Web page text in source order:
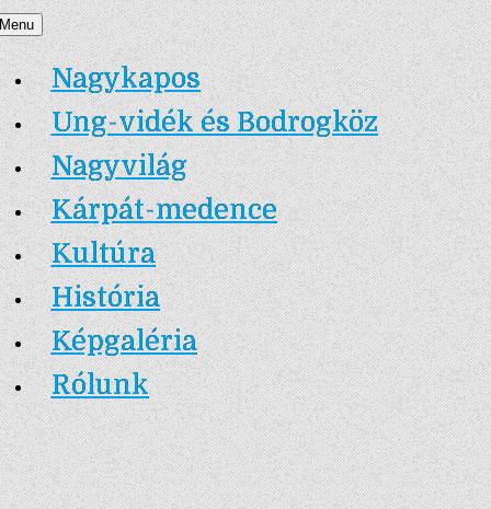
Skip
to
content
Nagykapos.ma
Nagykapos
Ung-vidék és Bodrogköz
Nagyvilág
Kárpát-medence
Kultúra
História
Képgaléria
Rólunk